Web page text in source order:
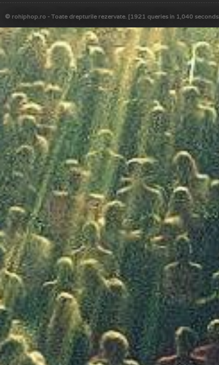
© rohiphop.ro - Toate drepturile rezervate. [1921 queries in 1,040